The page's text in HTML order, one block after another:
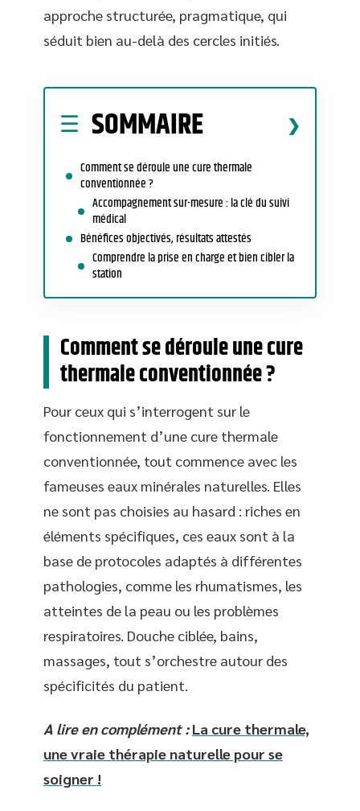
approche structurée, pragmatique, qui
séduit bien au-delà des cercles initiés.
SOMMAIRE
Comment se déroule une cure thermale
conventionnée ?
Accompagnement sur-mesure : la clé du suivi
médical
Bénéfices objectivés, résultats attestés
Comprendre la prise en charge et bien cibler la
station
Comment se déroule une cure
thermale conventionnée ?
Pour ceux qui s’interrogent sur le
fonctionnement d’une cure thermale
conventionnée, tout commence avec les
fameuses eaux minérales naturelles. Elles
ne sont pas choisies au hasard : riches en
éléments spécifiques, ces eaux sont à la
base de protocoles adaptés à différentes
pathologies, comme les rhumatismes, les
atteintes de la peau ou les problèmes
respiratoires. Douche ciblée, bains,
massages, tout s’orchestre autour des
spécificités du patient.
A lire en complément : La cure thermale,
une vraie thérapie naturelle pour se
soigner !